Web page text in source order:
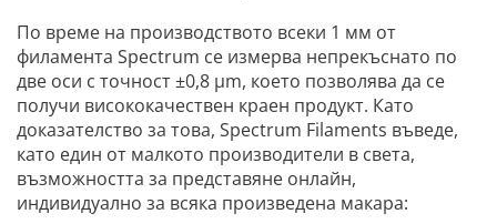
По време на производството всеки 1 мм от
филамента Spectrum се измерва непрекъснато по
две оси с точност ±0,8 µm, което позволява да се
получи висококачествен краен продукт. Като
доказателство за това, Spectrum Filaments въведе,
като един от малкото производители в света,
възможността за представяне онлайн,
индивидуално за всяка произведена макара: